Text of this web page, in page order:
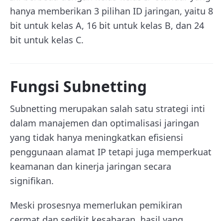
hanya memberikan 3 pilihan ID jaringan, yaitu 8
bit untuk kelas A, 16 bit untuk kelas B, dan 24
bit untuk kelas C.
Fungsi Subnetting
Subnetting merupakan salah satu strategi inti
dalam manajemen dan optimalisasi jaringan
yang tidak hanya meningkatkan efisiensi
penggunaan alamat IP tetapi juga memperkuat
keamanan dan kinerja jaringan secara
signifikan.
Meski prosesnya memerlukan pemikiran